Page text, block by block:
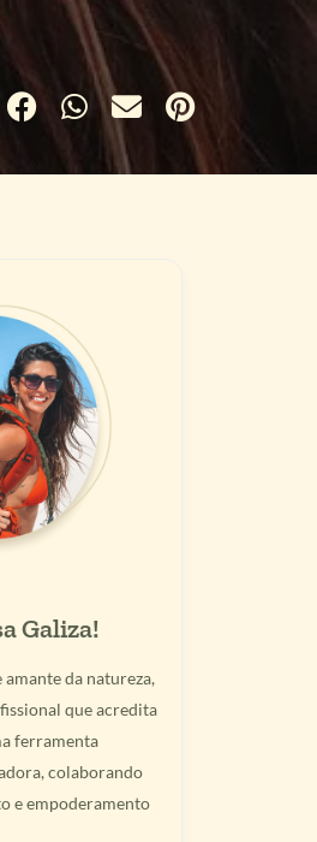
Galiza!
da natureza,
que acredita
ferramenta
colaborando
e empoderamento